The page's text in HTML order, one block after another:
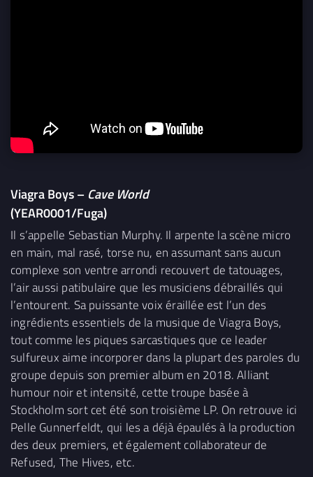
Viagra Boys – Cave World
(YEAR0001/Fuga)
Il s’appelle Sebastian Murphy. Il arpente la scène micro
en main, mal rasé, torse nu, en assumant sans aucun
complexe son ventre arrondi recouvert de tatouages,
l’air aussi patibulaire que les musiciens débraillés qui
l’entourent. Sa puissante voix éraillée est l’un des
ingrédients essentiels de la musique de Viagra Boys,
tout comme les piques sarcastiques que ce leader
sulfureux aime incorporer dans la plupart des paroles du
groupe depuis son premier album en 2018. Alliant
humour noir et intensité, cette troupe basée à
Stockholm sort cet été son troisième LP. On retrouve ici
Pelle Gunnerfeldt, qui les a déjà épaulés à la production
des deux premiers, et également collaborateur de
Refused, The Hives, etc.